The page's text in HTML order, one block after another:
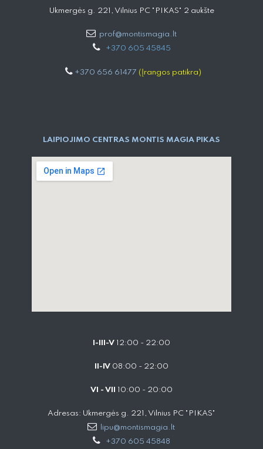
Ukmergės g. 221, Vilnius PC "PIKAS" 2 aukšte
prof@montismagia.lt
+370 605 4584​5
+370 656 61477 (Įrangos patikra)
LAIPIOJIMO CENTRAS MONTIS MAGIA PIKAS
I-III-V 12:00 - 22:00
II-IV 08:00 - 22:00
VI - VII 10:00 - 20:00
Adresas: Ukmergės g. 221, Vilnius PC "PIKAS"
lipu@montismagia.lt
+370 605 45848